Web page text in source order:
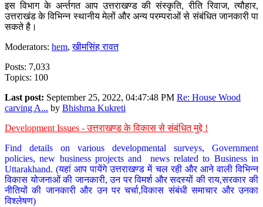
इस विभाग के अर्न्तगत आप उत्तराखण्ड की संस्कृति, रीति रिवाज, त्यौहार,
उत्तराखंड के विभिन्न स्थानीय मेलों और अन्य परम्पराओं से संबंधित जानकारी पा
सकते है।
Moderators: hem,खीमसिंह रावत
Posts: 7,033
Topics: 100
Last post: September 25, 2022, 04:47:48 PM Re: House Wood
carving A... by Bhishma Kukreti
Development Issues - उत्तराखण्ड के विकास से संबंधित मुद्दे !
Find details on various developmental surveys, Government
policies, new business projects and news related to Business in
Uttarakhand. (यहां आप पायेंगे उत्तराखण्ड में चल रही और आने वाली विभिन्न
विकास योजनाओं की जानकारी, उन पर विमर्श और सदस्यों की राय,सरकार की
नीतियों की जानकारी और उन पर चर्चा,विकास संबंधी समाचार और उनका
विश्लेषण)